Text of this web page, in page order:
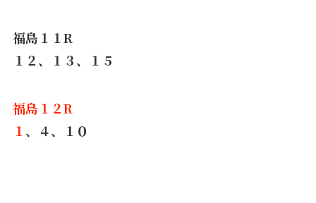
福島１１R
１２、１３、１５
福島１２R
１ 、４、１０